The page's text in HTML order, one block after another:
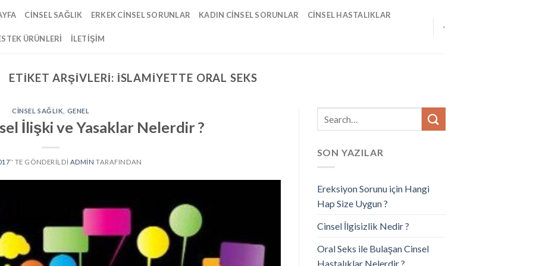
CINSEL SAĞLIK ERKEK CINSEL SORUNLAR KADIN CINSEL SORUNLAR CINSEL HASTALIKLAR
ÜRÜNLERI İLETIŞIM
-
ETIKET ARŞIVLERI: İSLAMIYETTE ORAL SEKS
CINSEL SAĞLIK GENEL
İlişki ve Yasaklar Nelerdir ?
’' TE GÖNDERILDI ADMIN TARAFINDAN
SON YAZILAR
Ereksiyon Sorunu için Hangi
Hap Size Uygun ?
Cinsel İlgisizlik Nedir ?
Oral Seks ile Bulaşan Cinsel
Hastalıklar Nelerdir ?